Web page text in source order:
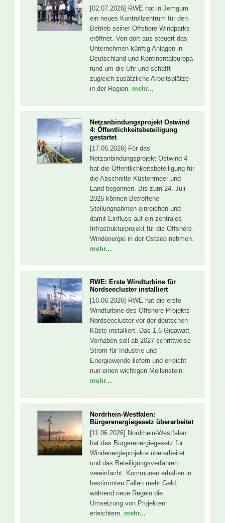
[02.07.2026] RWE hat in Jemgum
ein neues Kontrollzentrum für den
Betrieb seiner Offshore-Windparks
eröffnet. Von dort aus steuert das
Unternehmen künftig Anlagen in
Deutschland und Kontinentaleuropa
rund um die Uhr und schafft
zugleich zusätzliche Arbeitsplätze
in der Region. mehr...
Netzanbindungsprojekt Ostwind
4: Öffentlichkeitsbeteiligung
gestartet
[17.06.2026] Für das
Netzanbindungsprojekt Ostwind 4
hat die Öffentlichkeitsbeteiligung für
die Abschnitte Küstenmeer und
Land begonnen. Bis zum 24. Juli
2026 können Betroffene
Stellungnahmen einreichen und
damit Einfluss auf ein zentrales
Infrastrukturprojekt für die Offshore-
Windenergie in der Ostsee nehmen.
mehr...
RWE: Erste Windturbine für
Nordseecluster installiert
[16.06.2026] RWE hat die erste
Windturbine des Offshore-Projekts
Nordseecluster vor der deutschen
Küste installiert. Das 1,6-Gigawatt-
Vorhaben soll ab 2027 schrittweise
Strom für Industrie und
Energiewende liefern und erreicht
nun einen wichtigen Meilenstein.
mehr...
Nordrhein-Westfalen:
Bürgerenergiegesetz überarbeitet
[11.06.2026] Nordrhein-Westfalen
hat das Bürgerenergiegesetz für
Windenergieprojekte überarbeitet
und das Beteiligungsverfahren
vereinfacht. Kommunen erhalten in
bestimmten Fällen mehr Geld,
während neue Regeln die
Umsetzung von Projekten
erleichtern. mehr...